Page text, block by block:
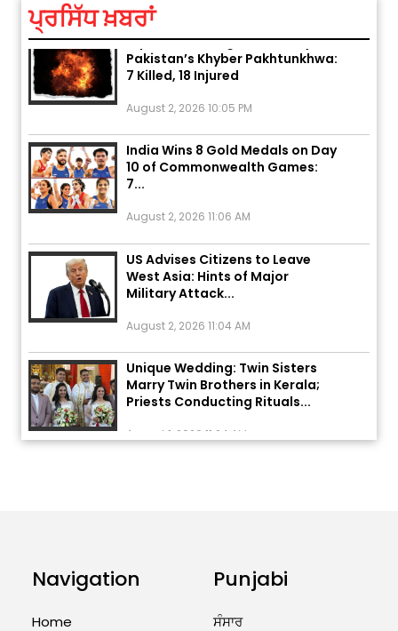
ਪ੍ਰਸਿੱਧ ਖ਼ਬਰਾਂExplosion During Peace Rally in
Pakistan’s Khyber Pakhtunkhwa:
7 Killed, 18 Injured
India Wins 8 Gold Medals on Day
10 of Commonwealth Games:
7...
US Advises Citizens to Leave
West Asia: Hints of Major
Military Attack...
Unique Wedding: Twin Sisters
Marry Twin Brothers in Kerala;
Priests Conducting Rituals...
Pakistan’s Khyber Pakhtunkhwa:
7 Killed, 18 Injured
August 2, 2026 10:05 PM
Navigation
Home
Punjabi
ਸੰਸਾਰ